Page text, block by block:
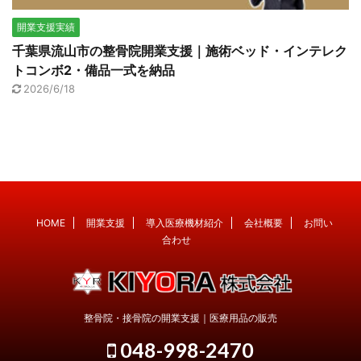
開業支援実績
千葉県流山市の整骨院開業支援｜施術ベッド・インテレク
トコンボ2・備品一式を納品
2026/6/18
HOME 開業支援 導入医療機材紹介 会社概要
お問い
合わせ
整骨院・接骨院の開業支援｜医療用品の販売
048-998-2470